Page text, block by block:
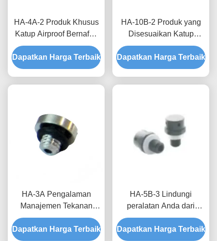
HA-4A-2 Produk Khusus
Katup Airproof Bernafas
untuk Kotak Distribusi
Waterproofing dan
Proteksi Kelembaban
Dapatkan Harga Terbaik
HA-10B-2 Produk yang
Disesuaikan Katup
Airproof Bernafas untuk
Peningkatan Keandalan
dan Umur Layanan di
Dapatkan Harga Terbaik
HA-3A Pengalaman
Manajemen Tekanan
Udara yang Tak
Terbandingkan Dengan
Dapatkan Harga Terbaik
HA-5B-3 Lindungi
peralatan Anda dari
perbedaan tekanan dan
lingkungan lembab
Dapatkan Harga Terbaik